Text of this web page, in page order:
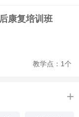
康复培训班
教学点：1个
+